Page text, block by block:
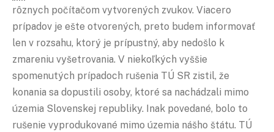
rôznych počítačom vytvorených zvukov. Viacero
prípadov je ešte otvorených, preto budem informovať
len v rozsahu, ktorý je prípustný, aby nedošlo k
zmareniu vyšetrovania. V niekoľkých vyššie
spomenutých prípadoch rušenia TÚ SR zistil, že
konania sa dopustili osoby, ktoré sa nachádzali mimo
územia Slovenskej republiky. Inak povedané, bolo to
rušenie vyprodukované mimo územia nášho štátu. TÚ